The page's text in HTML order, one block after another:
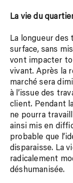
La vie du
La longueur
surface, sans
vont impacter
vivant. Après la
marché sera
à l’issue des
client. Pendant
ne pourra
ainsi mis en
probable que
disparaisse. La
radicalement
déshumanisée.